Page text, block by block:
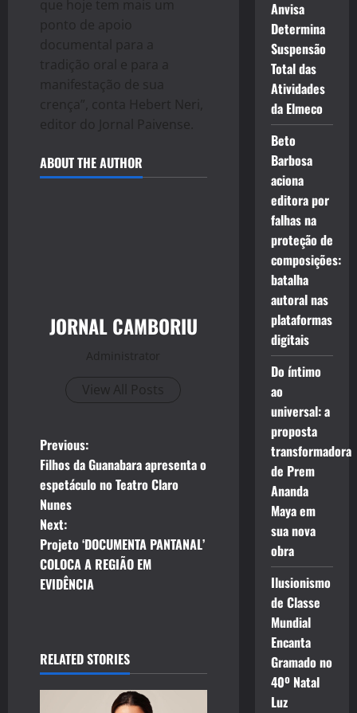
que hoje tem mais um
ponto de apoio
documental para a
tradição oral e para a
manifestação de sua
crença”, conta Hebert Neri,
editor do Jornal Paivense.
ABOUT THE AUTHOR
JORNAL CAMBORIU
Administrator
View All Posts
P
o
s
t
n
v
i
Previous:
Filhos da Guanabara apresenta o
espetáculo no Teatro Claro
Nunes
Next:
Projeto ‘DOCUMENTA PANTANAL’
COLOCA A REGIÃO EM
EVIDÊNCIA
RELATED STORIES
Anvisa
Determina
Suspensão
Total das
Atividades
da Elmeco
Beto
Barbosa
aciona
editora por
falhas na
proteção de
composições:
batalha
autoral nas
plataformas
digitais
Do íntimo
ao
universal: a
proposta
transformadora
de Prem
Ananda
Maya em
sua nova
obra
Ilusionismo
de Classe
Mundial
Encanta
Gramado no
40º Natal
Luz